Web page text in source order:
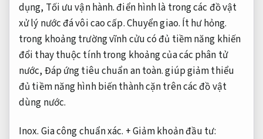
dụng, Tối ưu vận hành.điển hình là trong các đồ vật
xử lý nước đá vôi cao cấp.Chuyển giao. Ít hư hỏng.
trong khoảng trường vĩnh cửu có đủ tiềm năng khiến
đổi thay thuộc tính trong khoảng ​​của các phân tử
nước, Đáp ứng tiêu chuẩn an toàn.giúp giảm thiểu
đủ tiềm năng hình biến thành cặn trên các đồ vật
dùng nước.
Inox. Gia công chuẩn xác. + Giảm khoản đầu tư: